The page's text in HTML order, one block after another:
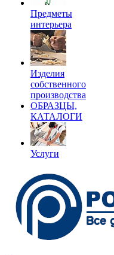
Предметы
интерьера
Изделия
собственного
производства
ОБРАЗЦЫ,
КАТАЛОГИ
Услуги